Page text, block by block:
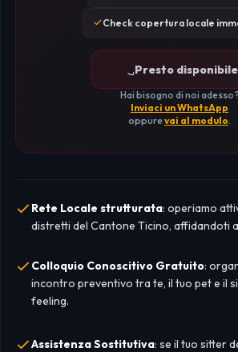
Check copertura locale
Presto disponibile
Hai bisogno di noi adesso?
Inviaci un WhatsApp
oppurevai al modulo.
Rete Locale strutturata: operiamo
distretti del Cantone Ticino, affidandoti
Colloquio Conoscitivo Gratuito:
incontro preventivo tra te, il tuo pet e il
feeling.
Assistenza Sostitutiva: se il tuo sitter